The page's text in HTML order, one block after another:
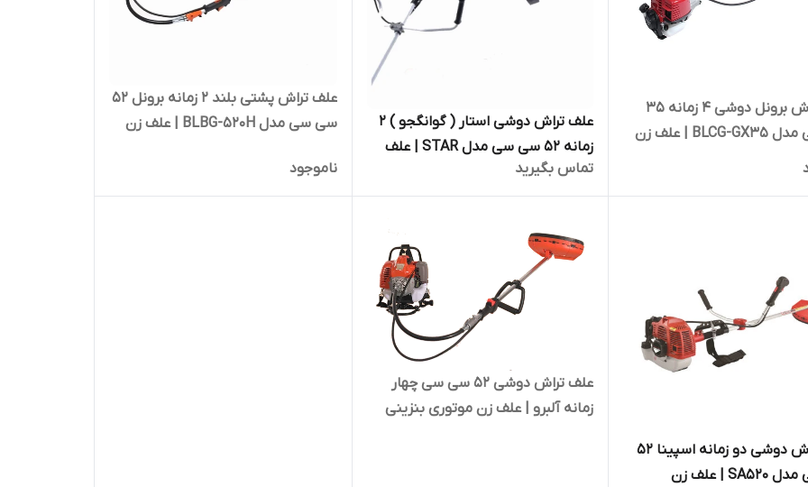
علف تراش برونل دوشی 4 زمانه 35
سی سی مدل BLCG-GX35 | علف زن
علف تراش دوشی استار ( گوانگجو ) 2
زمانه 52 سی سی مدل STAR | علف
زن موتوری بنزینی
تماس بگیرید
علف تراش پشتی بلند 2 زمانه برونل 52
سی سی مدل BLBG-520H | علف زن
ناموجود
علف تراش دوشی دو زمانه اسپینا 52
سی سی مدل SA520 | علف زن
علف تراش دوشی ۵۲ سی سی چهار
زمانه آلبرو | علف زن موتوری بنزینی